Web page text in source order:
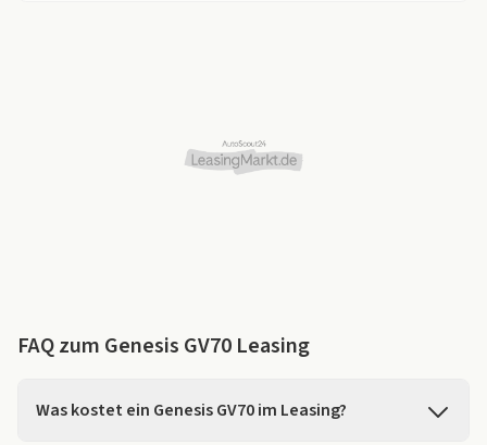
FAQ zum Genesis GV70 Leasing
Was kostet ein Genesis GV70 im Leasing?